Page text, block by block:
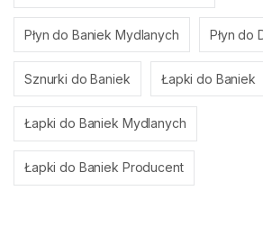
Płyn do Baniek Mydlanych Płyn do
Sznurki do Baniek Łapki do Baniek
Łapki do Baniek Mydlanych
Łapki do Baniek Producent